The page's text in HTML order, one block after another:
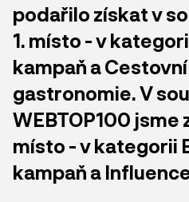
podařilo získat v
1. místo - v
kampaň a
gastronomie. V
WEBTOP100 jsme
místo - v kategorii
kampaň a